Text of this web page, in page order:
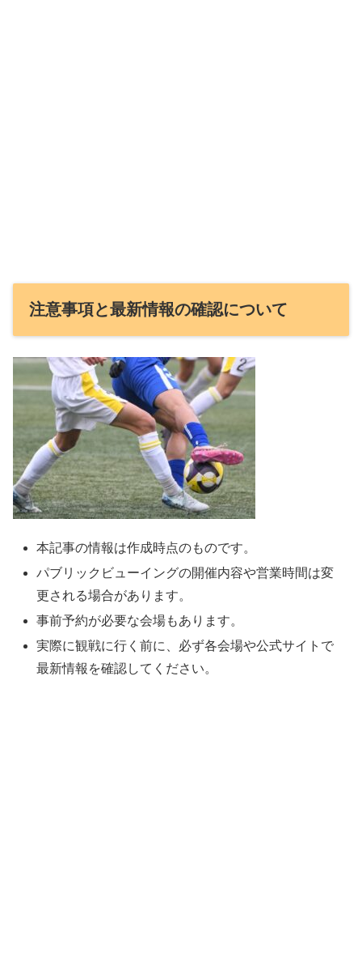
注意事項と最新情報の確認について
本記事の情報は作成時点のものです。
パブリックビューイングの開催内容や営業時間は変
更される場合があります。
事前予約が必要な会場もあります。
実際に観戦に行く前に、必ず各会場や公式サイトで
最新情報を確認してください。